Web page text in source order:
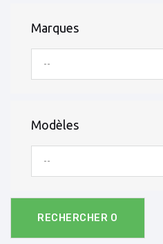
Marques
--
Modèles
--
RECHERCHER 0